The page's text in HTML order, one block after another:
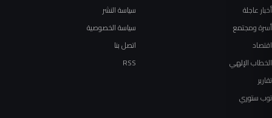
أخبار عاجلة
أسرة ومجتمع
اقتصاد
الخطاب الإلهي
تقارير
توب ستوري
سياسة النشر
سياسة الخصوصية
اتصل بنا
RSS